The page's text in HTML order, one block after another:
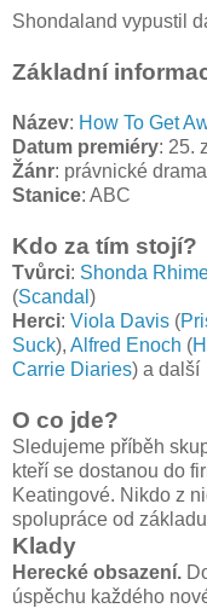
Shondaland vypustil
Základní
Název: How To Get
Datum premiéry: 25.
Žánr: právnické drama
Stanice: ABC
Kdo za tím stojí?
Tvůrci: Shonda
(Scandal )
Herci: Viola Davis (
Suck), Alfred Enoch (
Carrie Diaries) a další
O co jde?
Sledujeme příběh
kteří se dostanou do
Keatingové. Nikdo z
spolupráce od
Klady
Herecké obsazení.
úspěchu každého